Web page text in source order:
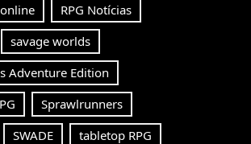
RPG Notícias
savage worlds
Adventure Edition
Sprawlrunners
SWADE
tabletop RPG